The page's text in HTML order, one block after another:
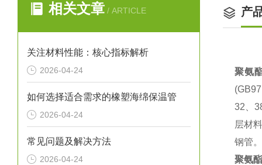
相关文章 / ARTICLE
关注材料性能：核心指标解析
2026-04-24
如何选择适合需求的橡塑海绵保温管
2026-04-24
常见问题及解决方法
2026-04-24
产
聚氨
32、
层材
钢管。
聚氨